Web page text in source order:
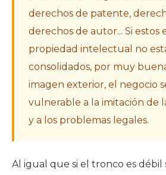
derechos de patente,
derechos de autor... Si estos
propiedad intelectual no
consolidados, por muy
imagen exterior, el negocio
vulnerable a la imitación de
y a los problemas legales.
Al igual que si el tronco es débil